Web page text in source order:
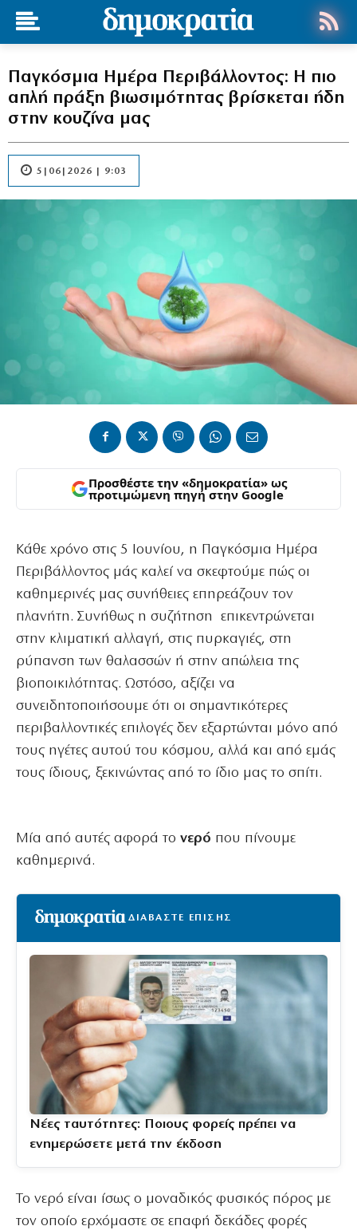
Παγκόσμια Ημέρα Περιβάλλοντος: Η πιο
απλή πράξη βιωσιμότητας βρίσκεται ήδη
στην κουζίνα μας
5|06|2026 | 9:03
Προσθέστε την «δημοκρατία» ως
προτιμώμενη πηγή στην Google
Κάθε χρόνο στις 5 Ιουνίου, η Παγκόσμια Ημέρα
Περιβάλλοντος μάς καλεί να σκεφτούμε πώς οι
καθημερινές μας συνήθειες επηρεάζουν τον
πλανήτη. Συνήθως η συζήτηση επικεντρώνεται
στην κλιματική αλλαγή, στις πυρκαγιές, στη
ρύπανση των θαλασσών ή στην απώλεια της
βιοποικιλότητας. Ωστόσο, αξίζει να
συνειδητοποιήσουμε ότι οι σημαντικότερες
περιβαλλοντικές επιλογές δεν εξαρτώνται μόνο από
τους ηγέτες αυτού του κόσμου, αλλά και από εμάς
τους ίδιους, ξεκινώντας από το ίδιο μας το σπίτι.
Μία από αυτές αφορά το νερό που πίνουμε
καθημερινά.
ΔΙΑΒΑΣΤΕ ΕΠΙΣΗΣ
Νέες ταυτότητες: Ποιους φορείς πρέπει να
ενημερώσετε μετά την έκδοση
Το νερό είναι ίσως ο μοναδικός φυσικός πόρος με
τον οποίο ερχόμαστε σε επαφή δεκάδες φορές